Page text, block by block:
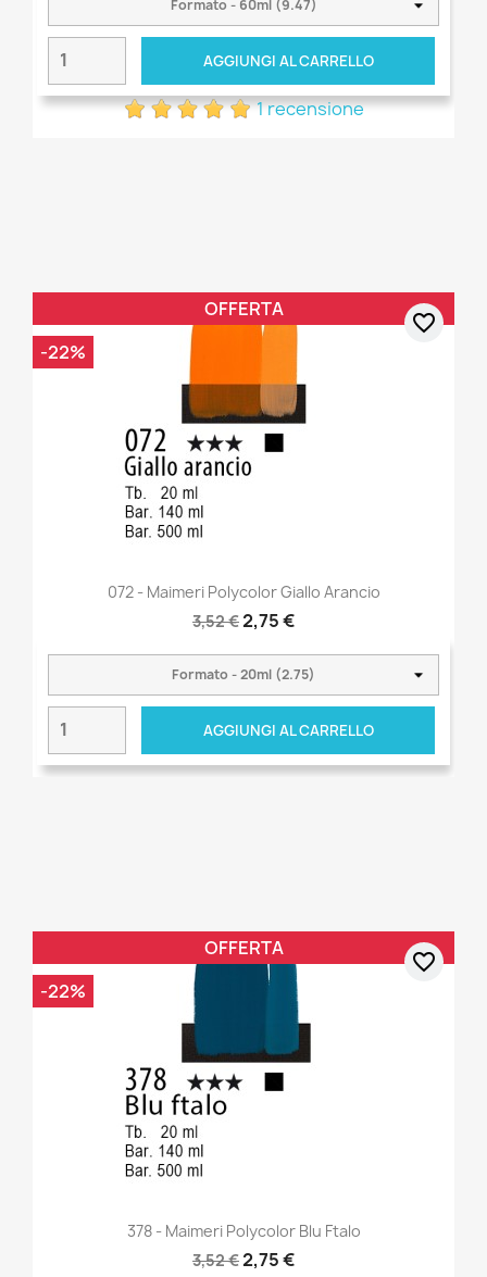
AGGIUNGI AL CARRELLO
1 recensione
072 - Maimeri Polycolor Giallo Arancio
3,52 €2,75 €
AGGIUNGI AL CARRELLO
OFFERTA
-22%
favorite_border
378 - Maimeri Polycolor Blu Ftalo
3,52 €2,75 €
OFFERTA
-22%
favorite_border